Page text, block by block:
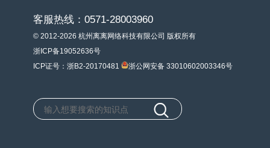
客服热线：0571-28003960
© 2012-2026 杭州离离网络科技有限公司 版权所有
浙ICP备19052636号
ICP证号：浙B2-20170481
浙公网安备 33010602003346号